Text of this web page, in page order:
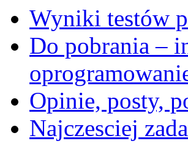
Wyniki testów
Do pobrania –
Opinie, posty,
Najczesciej